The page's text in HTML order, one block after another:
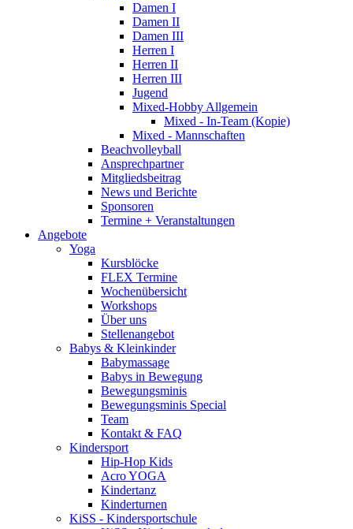
Damen I
Damen II
Damen III
Herren I
Herren II
Herren III
Jugend
Mixed-Hobby Allgemein
Mixed - In-Team (Kopie)
Mixed - Mannschaften
Beachvolleyball
Ansprechpartner
Mitgliedsbeitrag
News und Berichte
Sponsoren
Termine + Veranstaltungen
Angebote
Yoga
Kursblöcke
FLEX Termine
Wochenübersicht
Workshops
Über uns
Stellenangebot
Babys & Kleinkinder
Babymassage
Babys in Bewegung
Bewegungsminis
Bewegungsminis Special
Team
Kontakt & FAQ
Kindersport
Hip-Hop Kids
Acro YOGA
Kindertanz
Kinderturnen
KiSS - Kindersportschule